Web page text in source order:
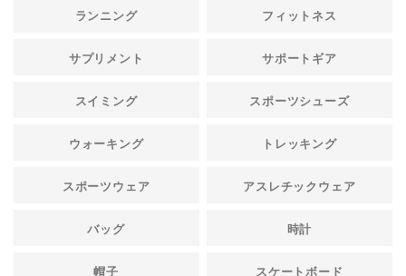
ランニング フィットネス
サプリメント サポートギア
スイミング スポーツシューズ
ウォーキング トレッキング
スポーツウェア アスレチックウェア
バッグ 時計
帽子 スケートボード